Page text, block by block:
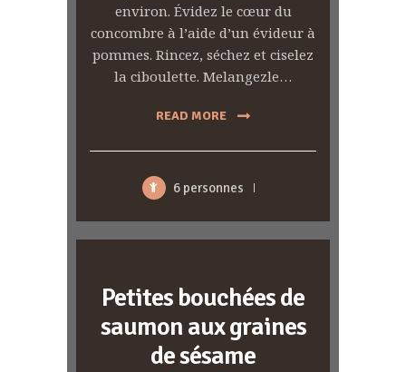
environ. Évidez le cœur du
concombre à l’aide d’un évideur à
pommes. Rincez, séchez et ciselez
la ciboulette. Melangezle…
READ MORE
6 personnes
Petites bouchées de
saumon aux graines
de sésame